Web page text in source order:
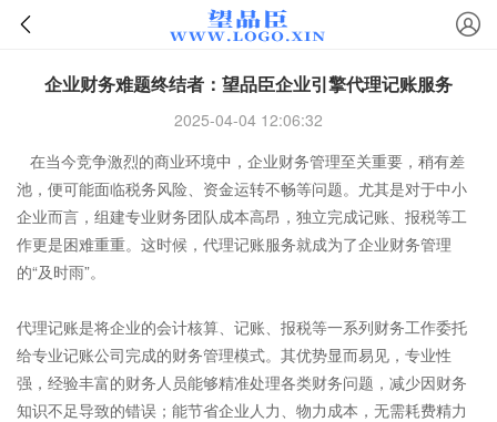
企业财务难题终结者：望品臣企业引擎代理记账服务
2025-04-04 12:06:32
在当今竞争激烈的商业环境中，企业财务管理至关重要，稍有差
池，便可能面临税务风险、资金运转不畅等问题。尤其是对于中小
企业而言，组建专业财务团队成本高昂，独立完成记账、报税等工
作更是困难重重。这时候，代理记账服务就成为了企业财务管理
的“及时雨”。
代理记账是将企业的会计核算、记账、报税等一系列财务工作委托
给专业记账公司完成的财务管理模式。其优势显而易见，专业性
强，经验丰富的财务人员能够精准处理各类财务问题，减少因财务
知识不足导致的错误；能节省企业人力、物力成本，无需耗费精力